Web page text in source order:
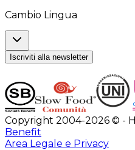
Cambio Lingua
Iscriviti alla newsletter
Copyright 2004-2026 © -
Benefit
Area Legale e Privacy